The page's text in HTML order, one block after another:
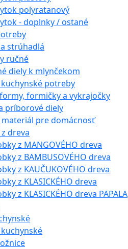
polyratanový
- doplnky / ostané
strúhadlá
ručné
diely k mlynčekom
potreby
formičky a vykrajočky
príborové diely
materiál pre domácnosť
dreva
z MANGOVÉHO dreva
z BAMBUSOVÉHO dreva
z KAUČUKOVÉHO dreva
z KLASICKÉHO dreva
z KLASICKÉHO dreva PAPALA